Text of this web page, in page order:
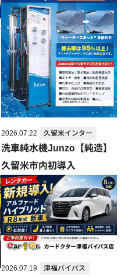
2026.07.22 久留米インター
洗車純水機Junzo【純造】
久留米市内初導入
2026.07.19 津福バイパス